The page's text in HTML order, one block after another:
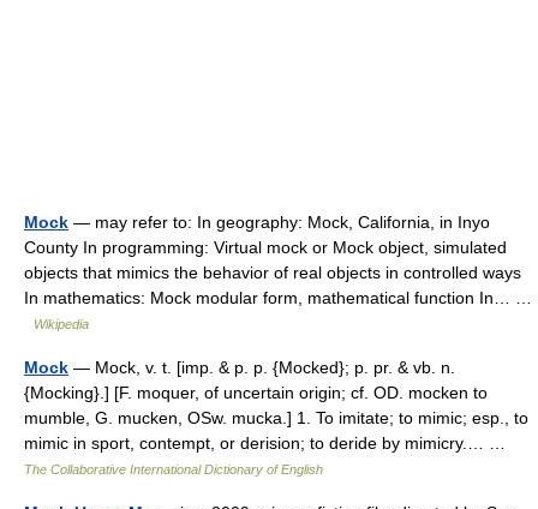
Mock — may refer to: In geography: Mock, California, in Inyo
County In programming: Virtual mock or Mock object, simulated
objects that mimics the behavior of real objects in controlled ways
In mathematics: Mock modular form, mathematical function In… …
Wikipedia
Mock — Mock, v. t. [imp. & p. p. {Mocked}; p. pr. & vb. n.
{Mocking}.] [F. moquer, of uncertain origin; cf. OD. mocken to
mumble, G. mucken, OSw. mucka.] 1. To imitate; to mimic; esp., to
mimic in sport, contempt, or derision; to deride by mimicry.… …
The Collaborative International Dictionary of English